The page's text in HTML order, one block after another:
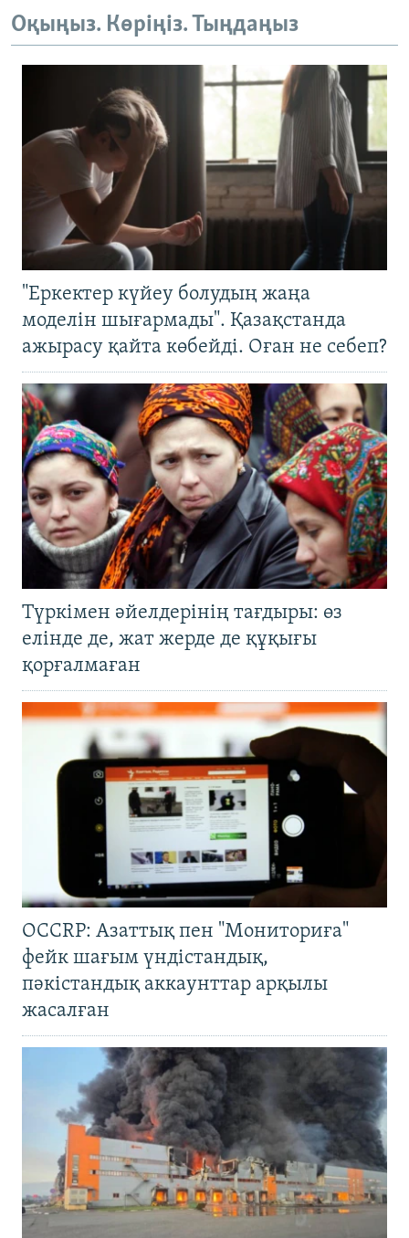
Оқыңыз. Көріңіз. Тыңдаңыз
"Еркектер күйеу болудың жаңа
моделін шығармады". Қазақстанда
ажырасу қайта көбейді. Оған не себеп?
Түркімен әйелдерінің тағдыры: өз
елінде де, жат жерде де құқығы
қорғалмаған
OCCRP: Азаттық пен "Мониториға"
фейк шағым үндістандық,
пәкістандық аккаунттар арқылы
жасалған